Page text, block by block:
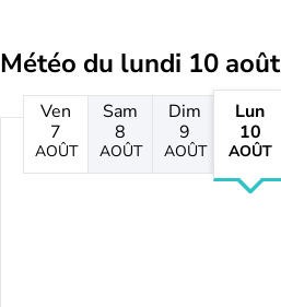
Météo du lundi 10 août
Ven
7
AOÛT
Sam
8
AOÛT
Dim
9
AOÛT
Lun
10
AOÛT